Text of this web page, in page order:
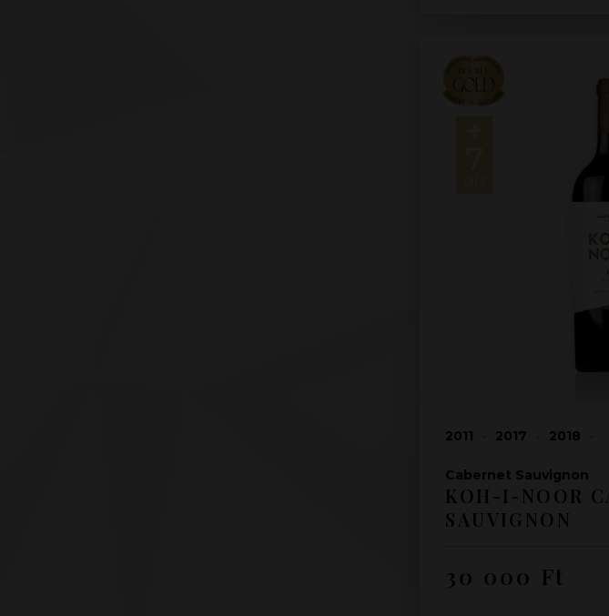
2011 2017 2018
Cabernet Sauvignon
KOH-I-NOOR
SAUVIGNON
30 000 Ft